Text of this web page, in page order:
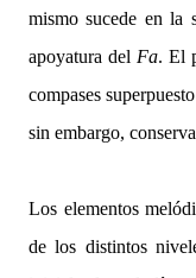
mismo sucede en la
apoyatura del Fa. El
compases
sin embargo,
Los elementos
de los distintos